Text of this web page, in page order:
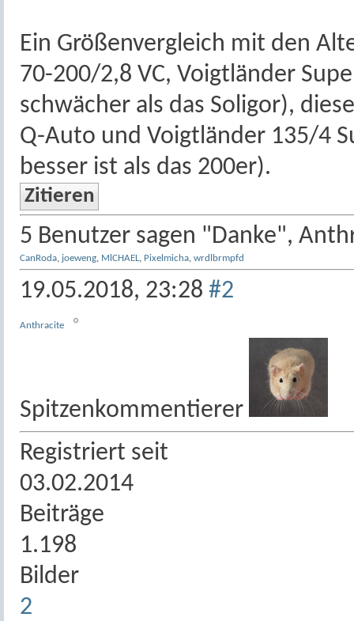
Ein Größenvergleich mit den
70-200/2,8 VC, Voigtländer
schwächer als das Soligor),
Q-Auto und Voigtländer 135/4
besser ist als das 200er).
Zitieren
5 Benutzer sagen "Danke",
CanRoda joeweng MlCHAEL Pixelmicha wrdlbrmpfd
19.05.2018, 23:28 #2
Anthracite
Spitzenkommentierer
Registriert seit
03.02.2014
Beiträge
1.198
Bilder
2